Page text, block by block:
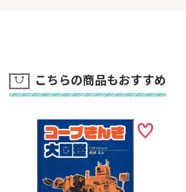
こちらの商品もおすすめ